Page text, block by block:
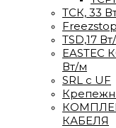
ТСК, 33
TSD,17
EASTEC
Вт/м
SRL с UF
КАБЕЛЯ